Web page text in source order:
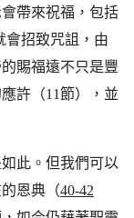
帶來祝福，包括
會招致咒詛，由
賜福遠不只是豐
許（11節），並
此。但我們可以
恩典（40-42